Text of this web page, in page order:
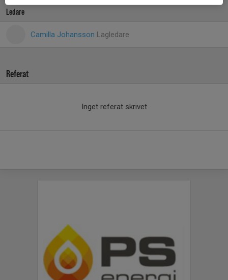
Ledare
Camilla Johansson Lagledare
Referat
Inget referat skrivet